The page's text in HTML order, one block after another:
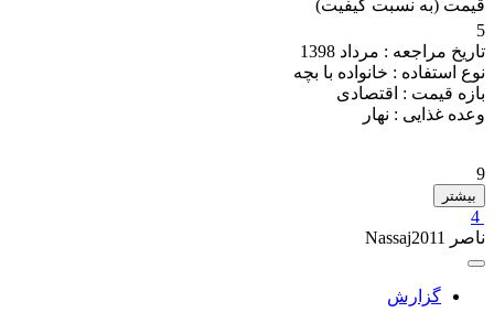
قیمت (به نسبت کیفیت)
5
تاریخ مراجعه : مرداد 1398
نوع استفاده : خانواده با بچه
بازه قیمت : اقتصادی
وعده غذایی : نهار
9
بیشتر
4
ناصر Nassaj2011
گزارش